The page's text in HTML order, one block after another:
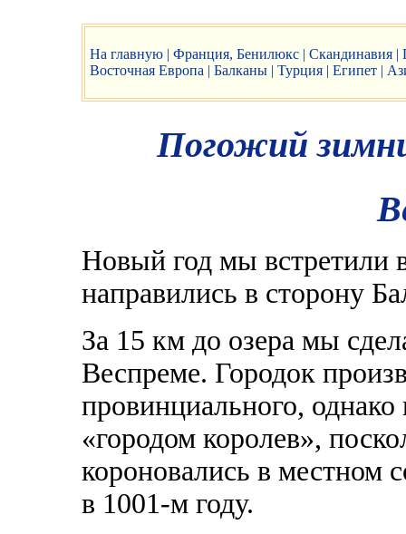
На главную | Франция, Бенилюкс | Скандинавия |
Восточная Европа | Балканы | Турция | Египет |
Погожий
Новый год мы встретили
направились в сторону
За 15 км до озера мы
Веспреме. Городок
провинциального,
«городом королев»,
короновались в местном
в 1001-м году.